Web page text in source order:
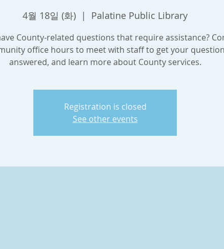
4월 18일 (화)
  |
Palatine Public Library
County-related questions that require assistance?
office hours to meet with staff to get your
answered, and learn more about County services.
Registration is closed
See other events